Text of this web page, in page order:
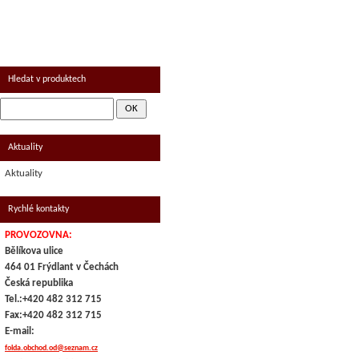
Hledat v produktech
Aktuality
Aktuality
Rychlé kontakty
PROVOZOVNA:
Bělíkova ulice
464 01 Frýdlant v Čechách
Česká republika
Tel.:+420 482 312 715
Fax:+420 482 312 715
E-mail:
folda.obchod.od@seznam.cz